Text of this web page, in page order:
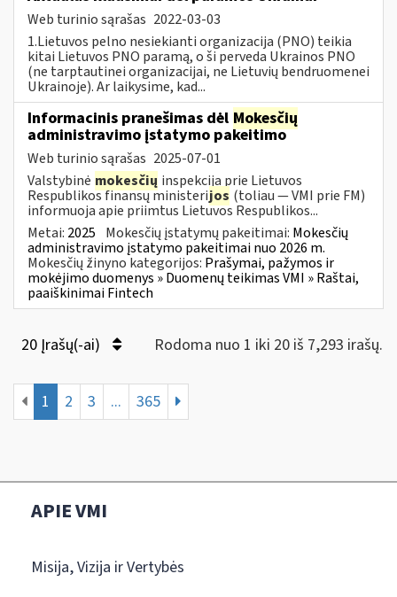
Web turinio sąrašas 2022-03-03
1.Lietuvos pelno nesiekianti organizacija (PNO) teikia
kitai Lietuvos PNO paramą, o ši perveda Ukrainos PNO
(ne tarptautinei organizacijai, ne Lietuvių bendruomenei
Ukrainoje). Ar laikysime, kad...
Informacinis pranešimas dėl Mokesčių
administravimo įstatymo pakeitimo
Web turinio sąrašas 2025-07-01
Valstybinė mokesčių inspekcija prie Lietuvos
Respublikos finansų ministerijos (toliau — VMI prie FM)
informuoja apie priimtus Lietuvos Respublikos...
Metai: 2025 Mokesčių įstatymų pakeitimai: Mokesčių
administravimo įstatymo pakeitimai nuo 2026 m.
Mokesčių žinyno kategorijos: Prašymai, pažymos ir
mokėjimo duomenys » Duomenų teikimas VMI » Raštai,
paaiškinimai Fintech
20 Įrašų(-ai) Rodoma nuo 1 iki 20 iš 7,293 irašų.
1 2 3 ... 365
APIE VMI
Misija, Vizija ir Vertybės